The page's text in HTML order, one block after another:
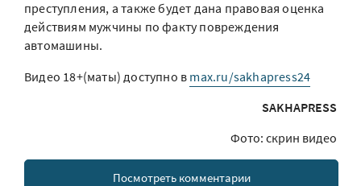
преступления, а также будет дана правовая оценка
действиям мужчины по факту повреждения
автомашины.
Видео 18+(маты) доступно в max.ru/sakhapress24
SAKHAPRESS
Фото: скрин видео
Посмотреть комментарии